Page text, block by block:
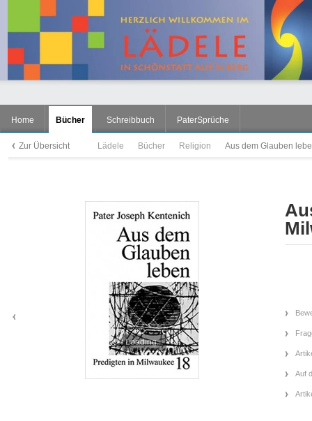
Home Bücher Schreibbuch PaterSprüche
Zur Übersicht Lädele Bücher Religion Aus dem Glauben
Loading...
Auf